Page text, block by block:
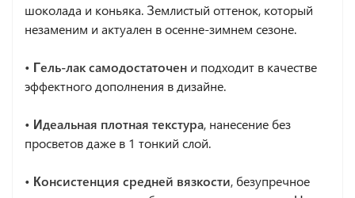
шоколада и коньяка. Землистый оттенок, который
незаменим и актуален в осенне-зимнем сезоне.
• Гель-лак самодостаточен и подходит в качестве
эффектного дополнения в дизайне.
• Идеальная плотная текстура, нанесение без
просветов даже в 1 тонкий слой.
• Консистенция средней вязкости, безупречное